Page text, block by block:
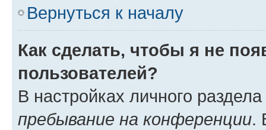
Вернуться к началу
Как сделать, чтобы я не
пользователей?
В настройках личного
пребывание на конференции.